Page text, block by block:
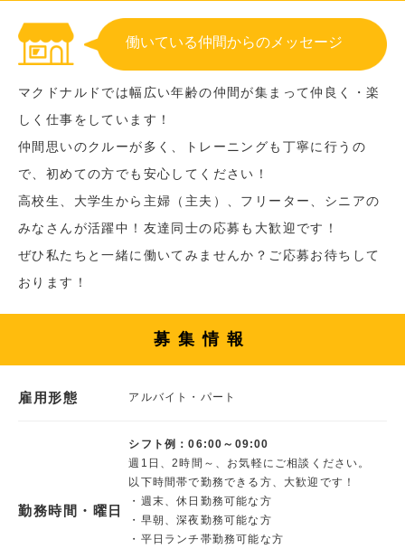
働いている仲間からのメッセージ
マクドナルドでは幅広い年齢の仲間が集まって仲良く・楽
しく仕事をしています！
仲間思いのクルーが多く、トレーニングも丁寧に行うの
で、初めての方でも安心してください！
高校生、大学生から主婦（主夫）、フリーター、シニアの
みなさんが活躍中！友達同士の応募も大歓迎です！
ぜひ私たちと一緒に働いてみませんか？ご応募お待ちして
おります！
募集情報
雇用形態 アルバイト・パート
勤務時間・曜日
シフト例：06:00～09:00
週1日、2時間～、お気軽にご相談ください。
以下時間帯で勤務できる方、大歓迎です！
・週末、休日勤務可能な方
・早朝、深夜勤務可能な方
・平日ランチ帯勤務可能な方